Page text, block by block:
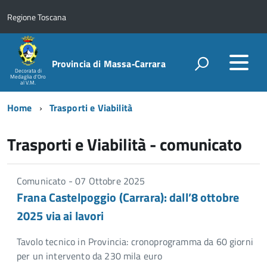
Regione Toscana
Decorata di
Medaglia d'Oro
al V.M.
Provincia di Massa‑Carrara
Home Trasporti e Viabilità
Trasporti e Viabilità - comunicato
Comunicato - 07 Ottobre 2025
Frana Castelpoggio (Carrara): dall’8 ottobre
2025 via ai lavori
Tavolo tecnico in Provincia: cronoprogramma da 60 giorni
per un intervento da 230 mila euro